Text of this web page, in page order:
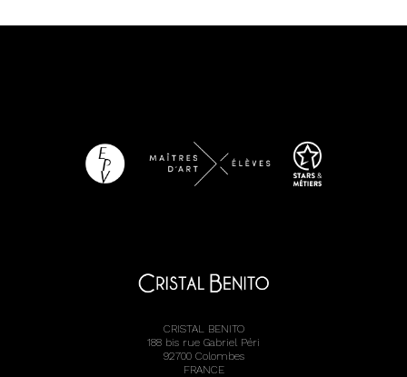
CRISTAL BENITO
188 bis rue Gabriel Péri
92700 Colombes
FRANCE